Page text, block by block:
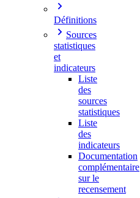
Définitions
Sources
statistiques
et
indicateurs
Liste
des
sources
statistiques
Liste
des
indicateurs
Documentation
complémentaire
sur le
recensement